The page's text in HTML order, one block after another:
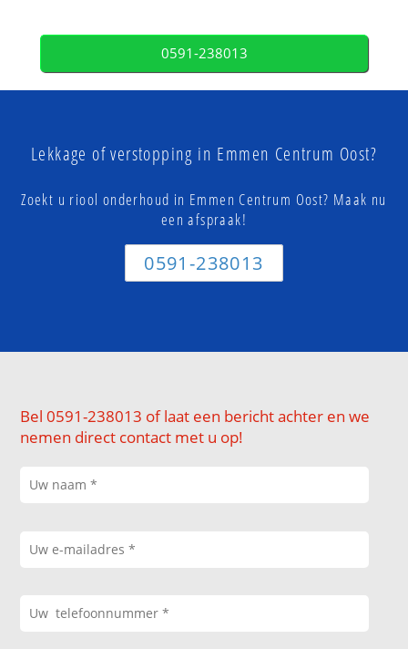
0591-238013
Lekkage of verstopping in Emmen Centrum Oost?
Zoekt u riool onderhoud in Emmen Centrum Oost? Maak nu
een afspraak!
0591-238013
Bel 0591-238013 of laat een bericht achter en we
nemen direct contact met u op!